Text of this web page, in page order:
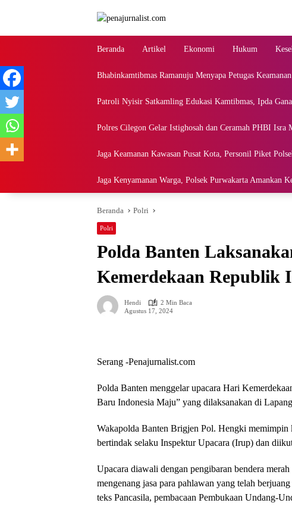
Beranda Artikel Ekonomi Hukum
Bhabinkamtibmas Ramanuju Menyapa Petugas
Patroli Nyisir Satkamling Edukasi Kamtibmas, Ipda
Polres Cilegon Gelar Istighosah dan Ceramah PHBI
Jaga Keamanan Kawasan Pusat Kota, Personil Piket
Jaga Kenyamanan Warga, Polsek Purwakarta Amankan
Beranda Polri
Polri
Polda Banten
Kemerdekaan Republik
Hendi
2 Min Baca
Agustus 17, 2024
Serang -Penajurnalist.com
Polda Banten menggelar upacara Hari
Baru Indonesia Maju” yang dilaksanakan di
Wakapolda Banten Brigjen Pol. Hengki memimpin
bertindak selaku Inspektur Upacara (Irup) dan
Upacara diawali dengan pengibaran bendera
mengenang jasa para pahlawan yang telah
teks Pancasila, pembacaan Pembukaan Undang-